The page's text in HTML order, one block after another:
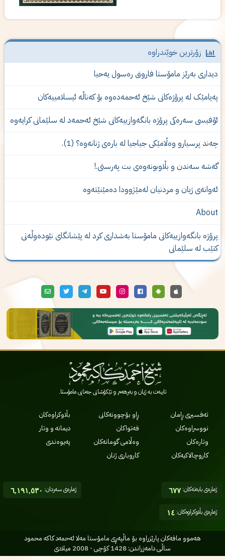
زۆرترین خوێندراوە
به‌رێز مامۆستا فاروق ره‌سول یه‌حیا
لە پرۆژەكانى شێخ ئەحمەدەوە بۆ کەناڵە ئیسلامییەکان
سەرەکی پرۆژە بانگەوازییەکانی شێخ ئەحمەد لە سلێمانی کرایەوە
پرسیارو وەڵامێكی جیاجیا لە بارەی ژنانەوە؟ (1).
سەندن و بڵاوبونەوەى بت پەرستى.!
ژیان و مردنیان له‌مێژوودا ده‌مێنێته‌وه‌
بانگەوازییەکانی مامۆستا بەشدارى كرد لە پێشانگای نێودەوڵەتی
لە سلێمانی
تایبەت بە ژیان و بەرهەم و تێکۆشانی جەنابی مامۆستا.
تەفسیری ڕامان
نووسراوەکان
وتارەکان
کاروچالاکیەکان
ڕاو بۆچوونەکانی
فەتواکان
وەڵامی گومانەکان
کاروباری ژنان
بڵاوکراوەکان
دیمانە و وتار
پەیوەندی
ژمارەی سەردان:٦,١٩١,٥٣٠ ژمارەی بابەتەکان:٦٧٧
ژمارەی بڵاوکراوەکان:١٤
هه‌موو مافه‌کان پارێزراوه بۆ ماڵپه‌ڕی مامۆستا مه‌لا ئه‌حمه‌د کاکه محمود
ساڵی دامه‌زراندن: 1428 کۆچی - 2008 میلادی